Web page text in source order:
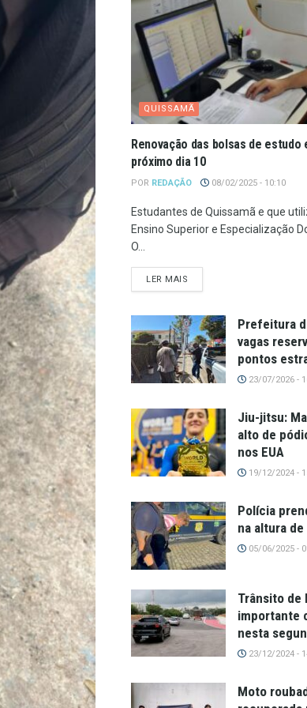
QUISSAMÃ
Renovação das bolsas de
próximo dia 10
POR REDAÇÃO 08/02/2025 - 10:10
Estudantes de Quissamã e que
Ensino Superior e Especialização
O...
LER MAIS
Prefeitura
vagas
pontos
23/07/2026 -
Jiu-jitsu:
alto de
nos EUA
19/12/2024 -
Polícia
na altura
05/06/2025 -
Trânsito de
importante
nesta
23/12/2024 -
Moto